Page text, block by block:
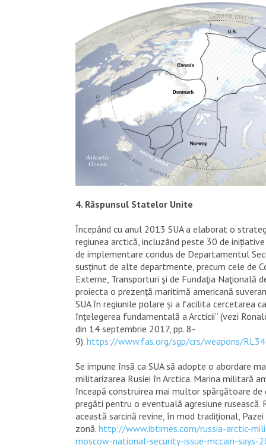
4. Răspunsul Statelor Unite
Începând cu anul 2013 SUA a elaborat o
regiunea arctică, incluzând peste 30 de
de implementare condus de Departamentul
susținut de alte departmente, precum cele de
Externe, Transporturi şi de Fundaţia Naţională
proiecta o prezență maritimă americană
SUA în regiunile polare și a facilita cercetarea
înțelegerea fundamentală a Arcticii” (vezi
din 14 septembrie 2017, pp. 8-
9). https://www.fas.org/sgp/crs/weapons/
Se impune însă ca SUA să adopte o abordare
militarizarea Rusiei în Arctica. Marina militară
înceapă construirea mai multor spărgătoare de
pregăti pentru o eventuală agresiune rusească.
această sarcină revine, în mod tradițional, Pazei
zonă. http://www.ibtimes.com/russia-arctic-
moscow-national-security-issue-mccain-says-